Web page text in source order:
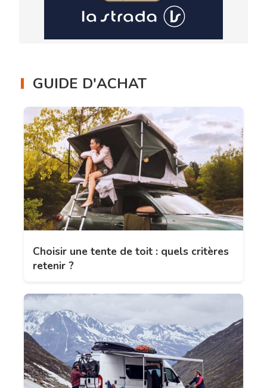
GUIDE D'ACHAT
Choisir une tente de toit : quels critères
retenir ?